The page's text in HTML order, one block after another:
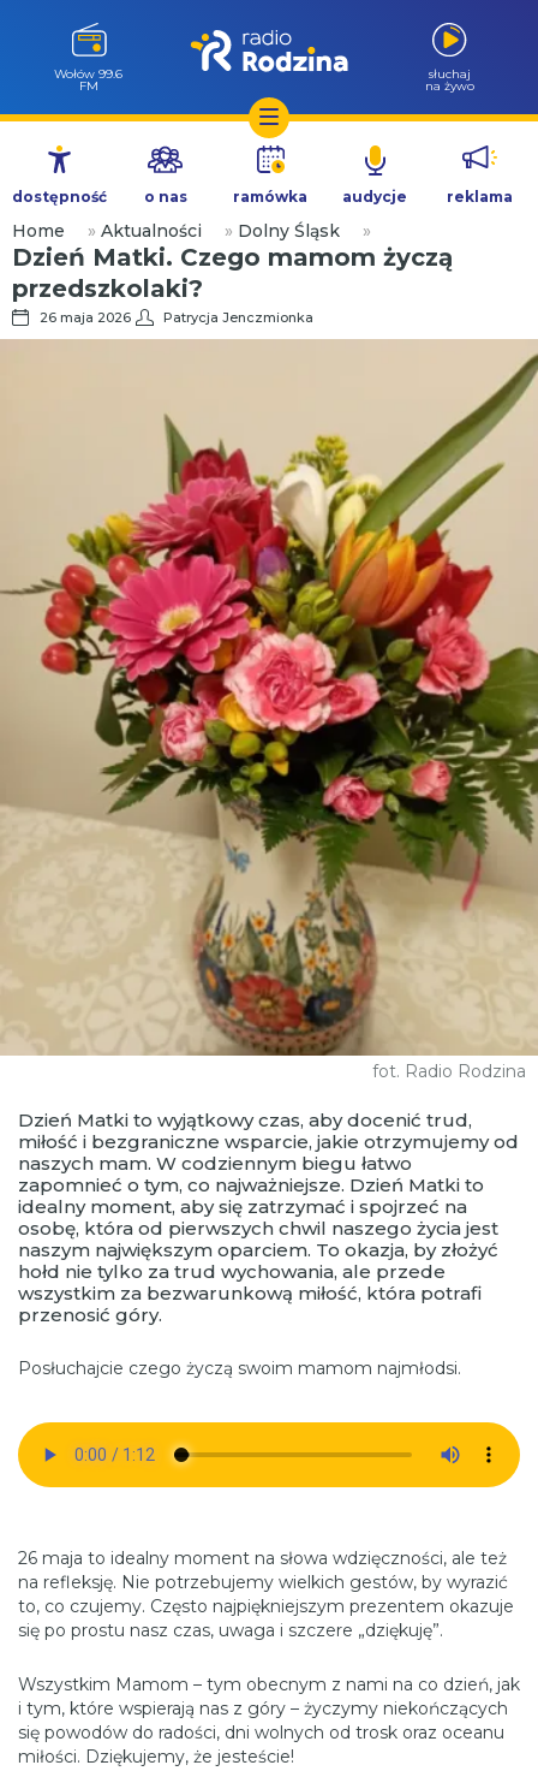
Przejdź
treści
Wołów 99.6
FM
słuchaj
na żywo
dostępność o nas ramówka audycje reklama
Home » Aktualności » Dolny Śląsk »
Dzień Matki. Czego mamom życzą
przedszkolaki?
26 maja 2026 Patrycja Jenczmionka
fot. Radio Rodzina
Dzień Matki to wyjątkowy czas, aby docenić trud,
miłość i bezgraniczne wsparcie, jakie otrzymujemy od
naszych mam. W codziennym biegu łatwo
zapomnieć o tym, co najważniejsze. Dzień Matki to
idealny moment, aby się zatrzymać i spojrzeć na
osobę, która od pierwszych chwil naszego życia jest
naszym największym oparciem. To okazja, by złożyć
hołd nie tylko za trud wychowania, ale przede
wszystkim za bezwarunkową miłość, która potrafi
przenosić góry.
Posłuchajcie czego życzą swoim mamom najmłodsi.
26 maja to idealny moment na słowa wdzięczności, ale też
na refleksję. Nie potrzebujemy wielkich gestów, by wyrazić
to, co czujemy. Często najpiękniejszym prezentem okazuje
się po prostu nasz czas, uwaga i szczere „dziękuję”.
Wszystkim Mamom – tym obecnym z nami na co dzień, jak
i tym, które wspierają nas z góry – życzymy niekończących
się powodów do radości, dni wolnych od trosk oraz oceanu
miłości. Dziękujemy, że jesteście!